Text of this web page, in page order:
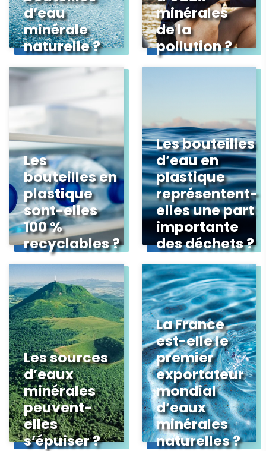
d’eau
minérale
naturelle ?
minérales
de la
pollution ?
Les
bouteilles en
plastique
sont-elles
100 %
recyclables ?
Les bouteilles
d’eau en
plastique
représentent-
elles une part
importante
des déchets ?
Les sources
d’eaux
minérales
peuvent-
elles
s’épuiser ?
La France
est-elle le
premier
exportateur
mondial
d’eaux
minérales
naturelles ?